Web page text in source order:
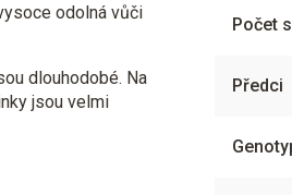
odolná vůči
dlouhodobé. Na
jsou velmi
Počet
Předci